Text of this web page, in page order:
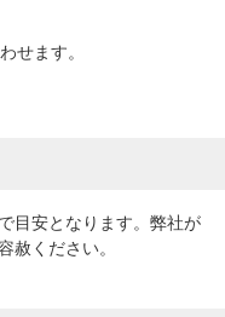
せます。
目安となります。弊社が
赦ください。